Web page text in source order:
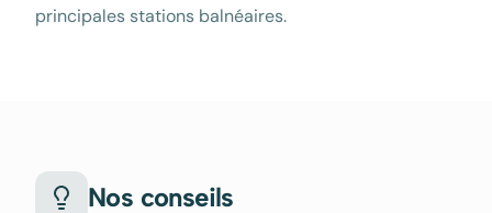
principales stations balnéaires.
Nos conseils